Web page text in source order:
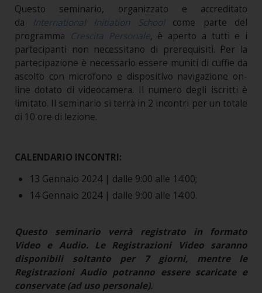
Questo seminario, organizzato e accreditato
da
International Initiation School
come parte del
programma Crescita Personale, è aperto a tutti e i
partecipanti non necessitano di prerequisiti. Per la
partecipazione è necessario essere muniti di cuffie da
ascolto con microfono e dispositivo navigazione on-
line dotato di videocamera. Il numero degli iscritti è
limitato. Il seminario si terrà in 2 incontri per un totale
di 10 ore di lezione.
CALENDARIO INCONTRI:
13 Gennaio 2024 | dalle 9:00 alle 14:00;
14 Gennaio 2024 | dalle 9:00 alle 14:00.
Questo seminario verrà registrato in formato
Video e Audio. Le Registrazioni Video saranno
disponibili soltanto per 7 giorni, mentre le
Registrazioni Audio potranno essere scaricate e
conservate (ad uso personale).